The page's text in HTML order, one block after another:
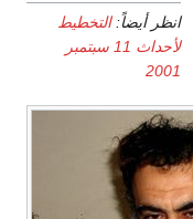
انظر أيضاً:التخطيط
لأحداث 11 سبتمبر
2001